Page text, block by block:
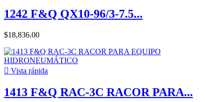
1242 F&Q QX10-96/3-7.5...
$18,836.00
 Vista rápida
1413 F&Q RAC-3C RACOR PARA...